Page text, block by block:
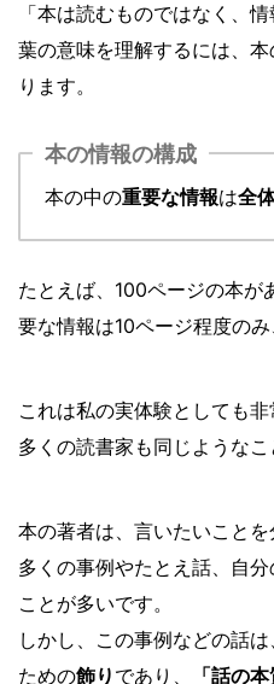
「本は読むものではなく、
葉の意味を理解するには、
ります。
本の情報の構成
本の中の重要な情報は全
たとえば、100ページの本が
要な情報は10ページ程度のみ
これは私の実体験としても
多くの読書家も同じようなこ
本の著者は、言いたいことを
多くの事例やたとえ話、自
ことが多いです。
しかし、この事例などの話
ための飾り であり、 「話の本